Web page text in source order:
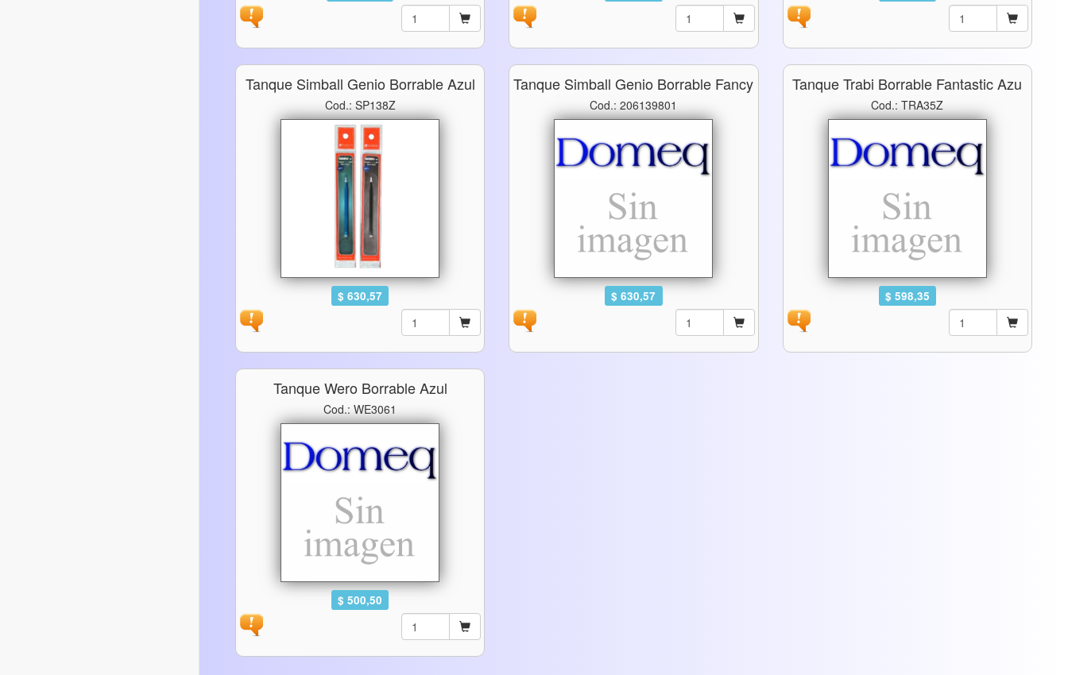
Tanque Simball Genio Borrable Azul
Cod.: SP138Z
$ 630,57
Tanque Simball Genio Borrable Fancy
Cod.: 206139801
$ 630,57
Tanque Trabi Borrable Fantastic Azu
Cod.: TRA35Z
$ 598,35
Tanque Wero Borrable Azul
Cod.: WE3061
$ 500,50